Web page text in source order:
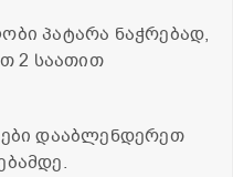
პატარა ნაჭრებად,
2 საათით
დააბლენდერეთ